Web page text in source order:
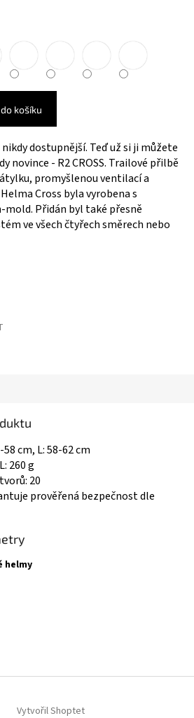
košíku
dostupnější. Teď už si ji můžete
novince - R2 CROSS. Trailové přilbě
promyšlenou ventilací a
Cross byla vyrobena s
Přidán byl také přesně
ve všech čtyřech směrech nebo
cm, L: 58-62 cm
260 g
20
prověřená bezpečnost dle
helmy
Vytvořil Shoptet